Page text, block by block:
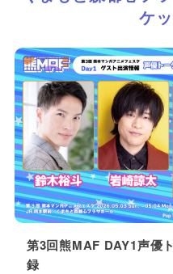
※雨天に伴い①②の
ウルトラマンタロ
※熊本駅側の仮設ミ
ケ
第3回熊MAF DAY1声優
録